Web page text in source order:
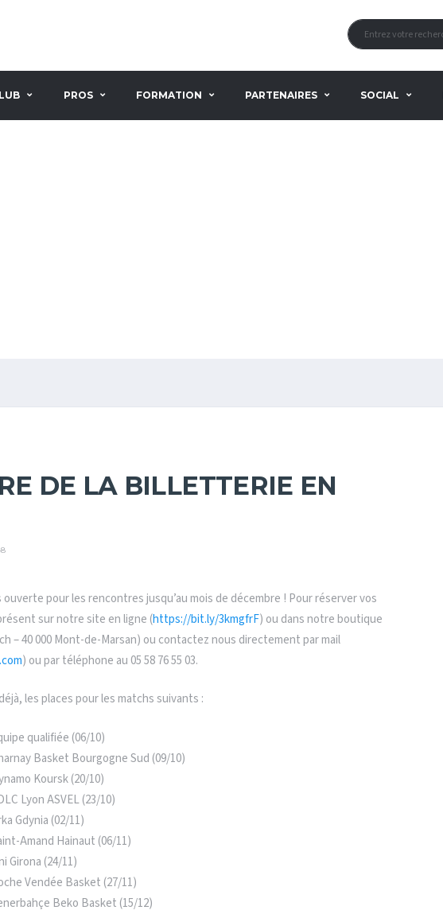
PROS FORMATION PARTENAIRES SOCIAL
DE LA BILLETTERIE EN
pour les rencontres jusqu’au mois de décembre ! Pour réserver vos
sur notre site en ligne (https://bit.ly/3kmgfrF) ou dans notre boutique
– 40 000 Mont-de-Marsan) ou contactez nous directement par mail
) ou par téléphone au 05 58 76 55 03.
les places pour les matchs suivants :
qualifiée (06/10)
Basket Bourgogne Sud (09/10)
Koursk (20/10)
Lyon ASVEL (23/10)
Gdynia (02/11)
Amand Hainaut (06/11)
Girona (24/11)
Vendée Basket (27/11)
Beko Basket (15/12)